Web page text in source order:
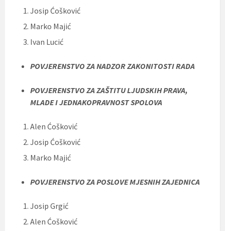
Josip Ćošković
Marko Majić
Ivan Lucić
POVJERENSTVO ZA NADZOR ZAKONITOSTI RADA
POVJERENSTVO ZA ZAŠTITU LJUDSKIH PRAVA,
MLADE I JEDNAKOPRAVNOST SPOLOVA
Alen Ćošković
Josip Ćošković
Marko Majić
POVJERENSTVO ZA POSLOVE MJESNIH ZAJEDNICA
Josip Grgić
Alen Ćošković